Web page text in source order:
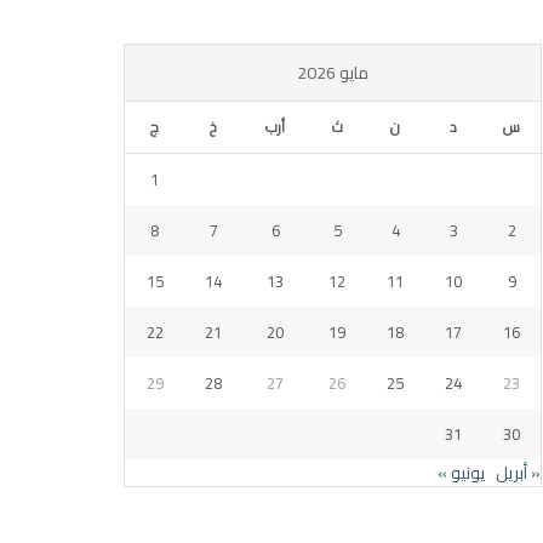
مايو 2026
س د ن ث أرب خ ج
1
2
3
4
5
6
7
8
9
10
11
12
13
14
15
16
17
18
19
20
21
22
23
24
25
26
27
28
29
30
31
« أبريل يونيو »